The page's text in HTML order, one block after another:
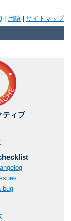
用語 サイトマップ
ティブ
bug